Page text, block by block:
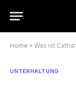
Home » Was ist
UNTERHALTUNG